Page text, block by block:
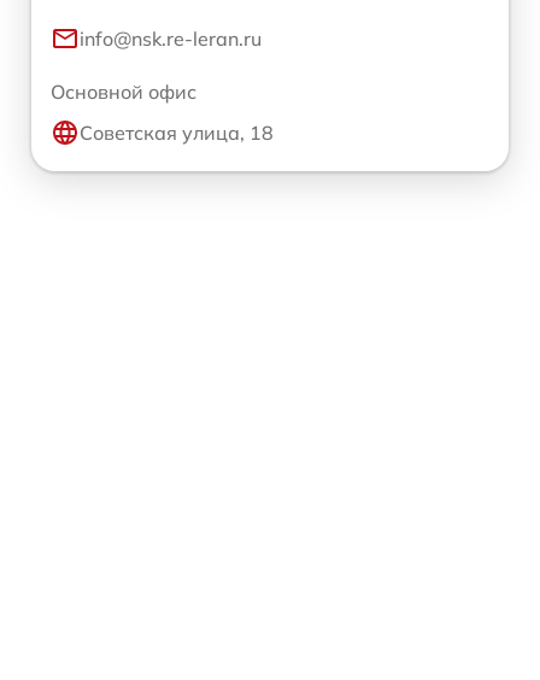
info@nsk.re-leran.ru
Основной офис
Советская улица, 18